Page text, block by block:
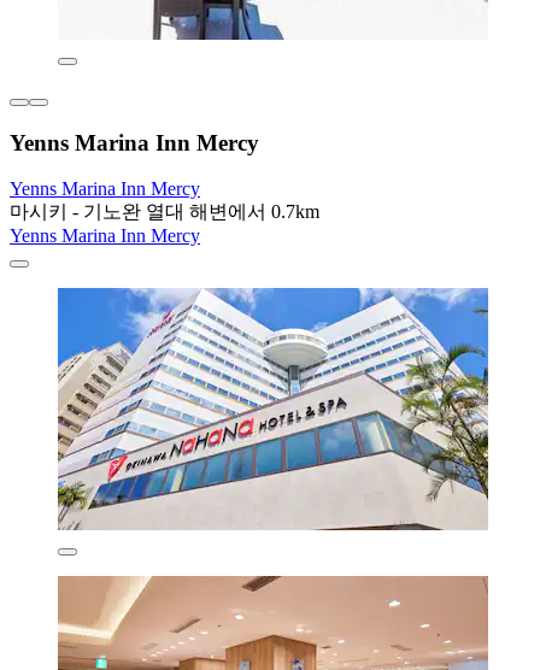
Yenns Marina Inn Mercy
Yenns Marina Inn Mercy
마시키 - 기노완 열대 해변에서 0.7km
Yenns Marina Inn Mercy